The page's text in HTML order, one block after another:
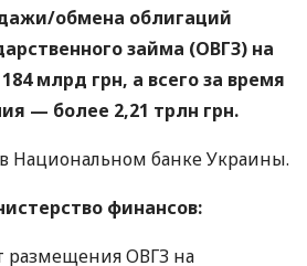
обмена облигаций
займа (ОВГЗ) на
млрд грн, а всего за время
— более 2,21 трлн грн.
в Национальном банке Украины.
финансов:
размещения ОВГЗ на